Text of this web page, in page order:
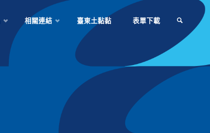
相關連結 臺東土黏黏 表單下載